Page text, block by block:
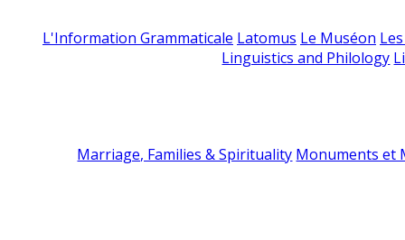
L'Information Grammaticale Latomus Le Muséon
Linguistics and Philology
Marriage, Families & Spirituality Monuments et